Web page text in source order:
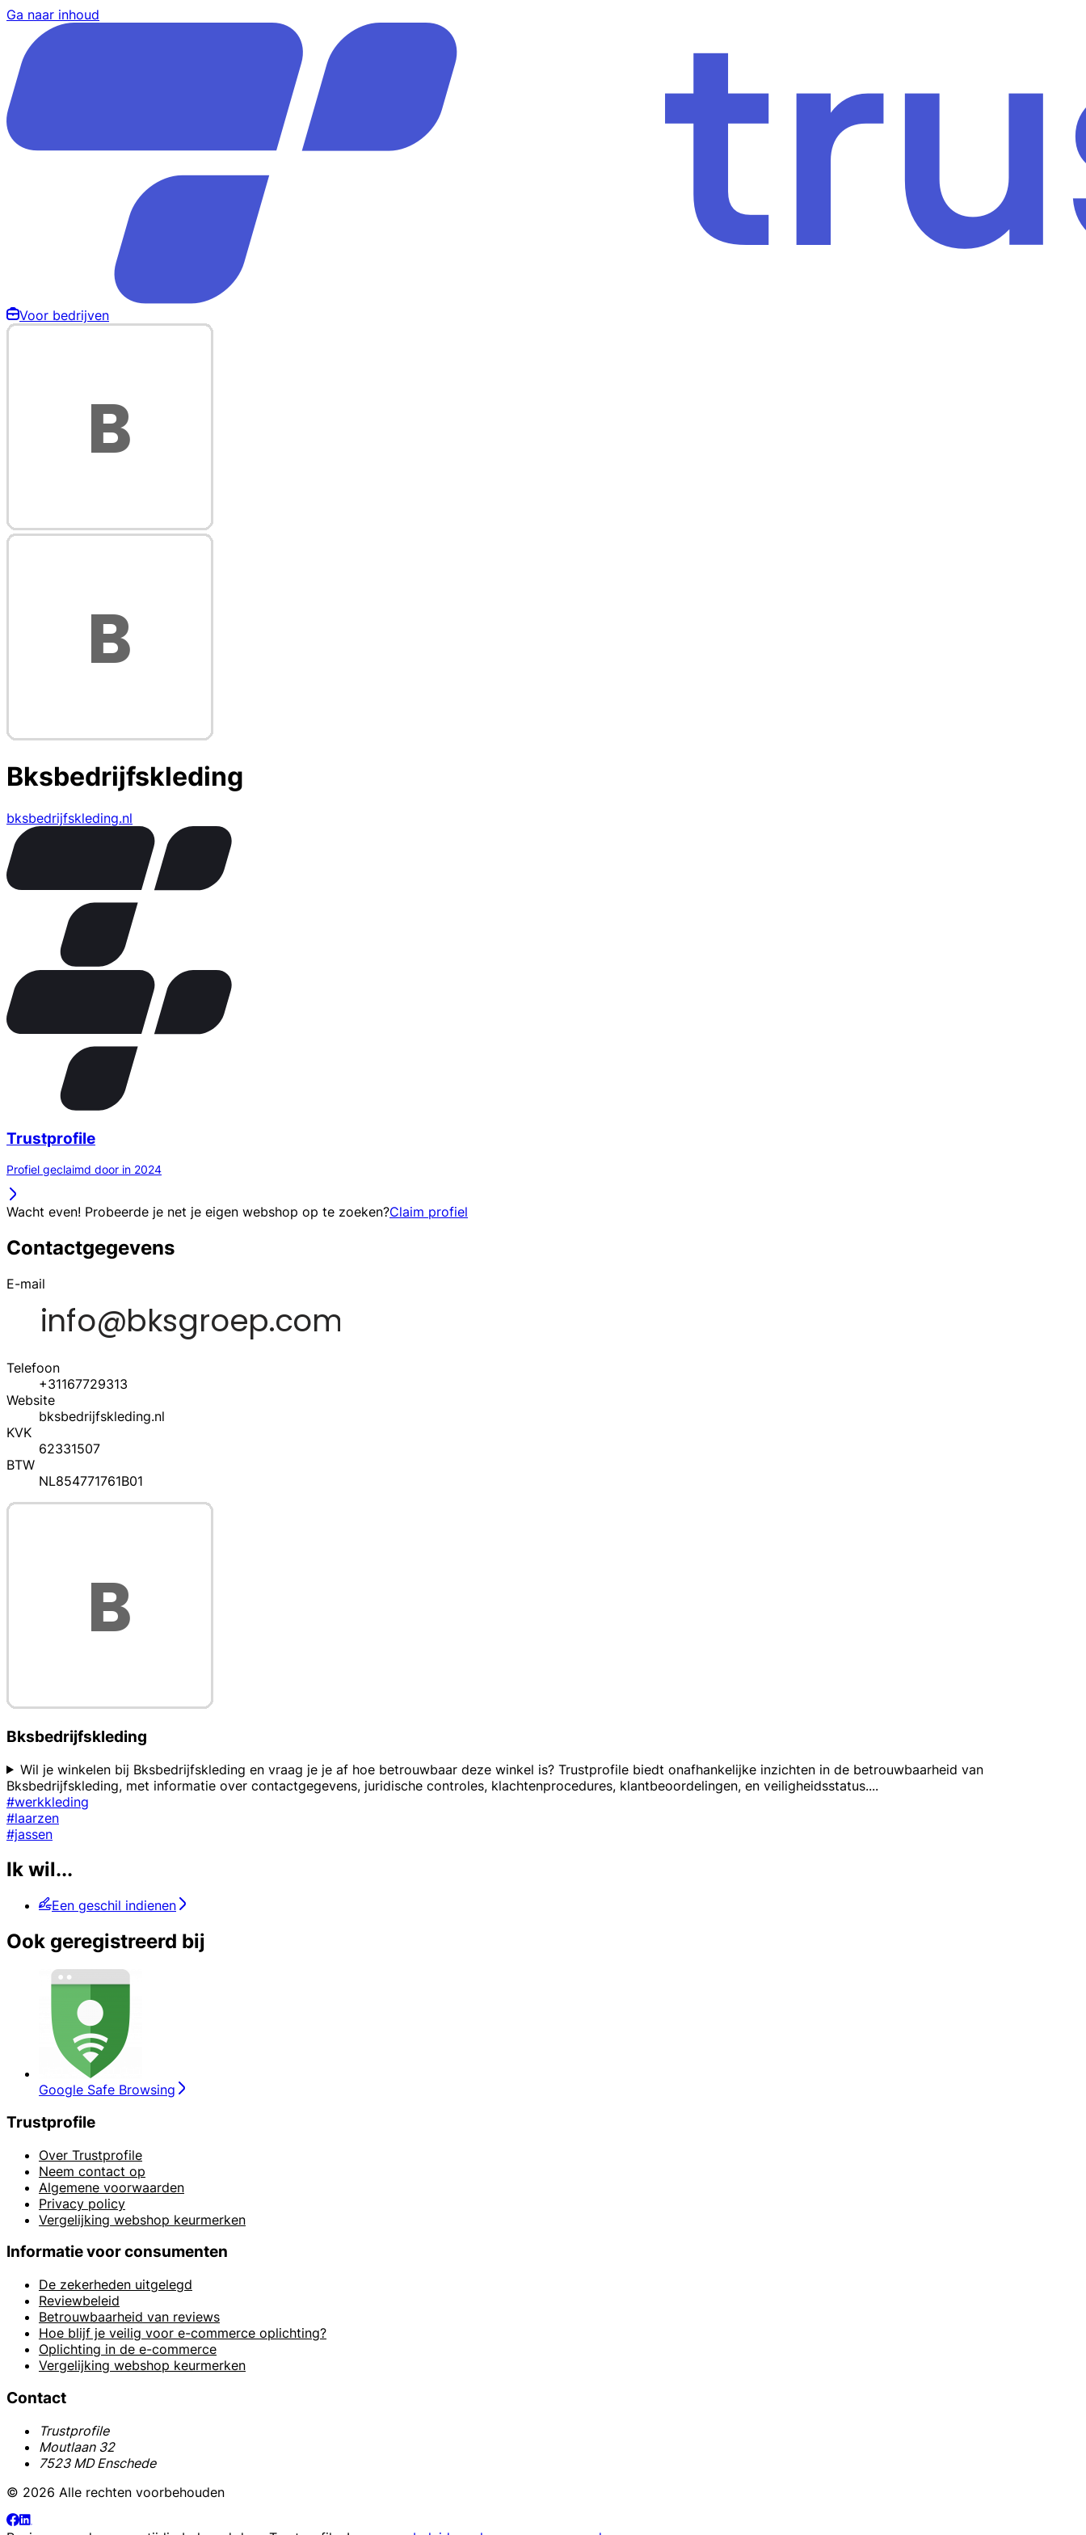
Ga naar inhoud
Voor bedrijven
Bksbedrijfskleding
bksbedrijfskleding.nl
Trustprofile
Profiel geclaimd door in 2024
Wacht even! Probeerde je net je eigen webshop op te zoeken?Claim profiel
Contactgegevens
E-mail
Telefoon
+31167729313
Website
bksbedrijfskleding.nl
KVK
62331507
BTW
NL854771761B01
Bksbedrijfskleding
Wil je winkelen bij Bksbedrijfskleding en vraag je je af hoe betrouwbaar deze winkel is? Trustprofile biedt onafhankelijke inzichten in de betrouwbaarheid van
Bksbedrijfskleding, met informatie over contactgegevens, juridische controles, klachtenprocedures, klantbeoordelingen, en veiligheidsstatus....
#werkkleding
#laarzen
#jassen
Ik wil...
Een geschil indienen
Ook geregistreerd bij
Google Safe Browsing
Trustprofile
Over Trustprofile
Neem contact op
Algemene voorwaarden
Privacy policy
Vergelijking webshop keurmerken
Informatie voor consumenten
De zekerheden uitgelegd
Reviewbeleid
Betrouwbaarheid van reviews
Hoe blijf je veilig voor e-commerce oplichting?
Oplichting in de e-commerce
Vergelijking webshop keurmerken
Contact
Trustprofile
Moutlaan 32
7523 MD Enschede
© 2026 Alle rechten voorbehouden